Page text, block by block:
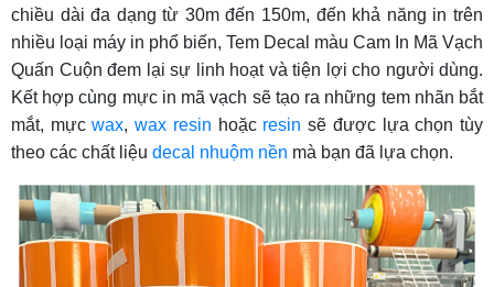
chiều dài đa dạng từ 30m đến 150m, đến khả năng in trên
nhiều loại máy in phổ biến, Tem Decal màu Cam In Mã Vạch
Quấn Cuộn đem lại sự linh hoạt và tiện lợi cho người dùng.
Kết hợp cùng mực in mã vạch sẽ tạo ra những tem nhãn bắt
mắt, mựcwax,wax resin hoặc resin sẽ được lựa chọn tùy
theo các chất liệu decal nhuộm nền mà bạn đã lựa chọn.